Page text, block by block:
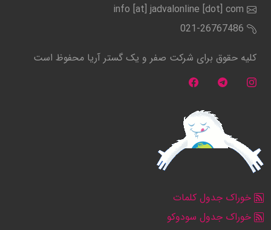
info [at] jadvalonline [dot] com
021-26767486
کلیه حقوق برای شرکت صفر و یک گستر آریا محفوظ است
خوراک جدول کلمات
خوراک جدول سودوکو